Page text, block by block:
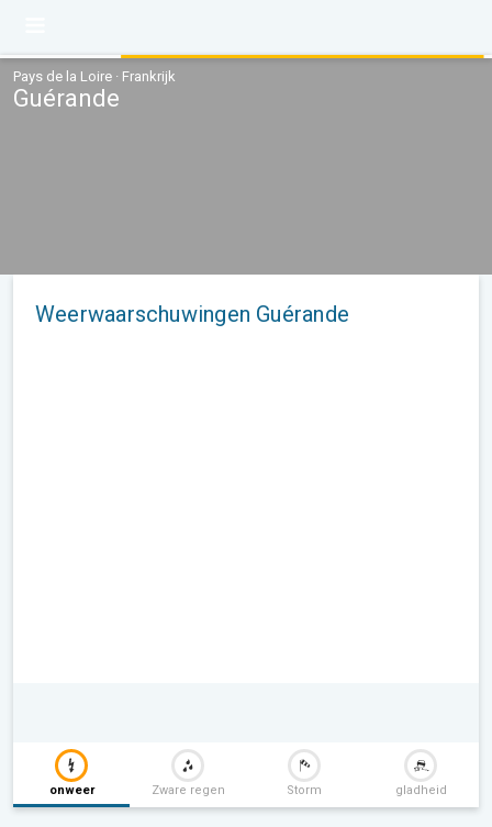
Pays de la Loire · Frankrijk
Guérande
Weerwaarschuwingen Guérande
onweer Zware regen Storm gladheid